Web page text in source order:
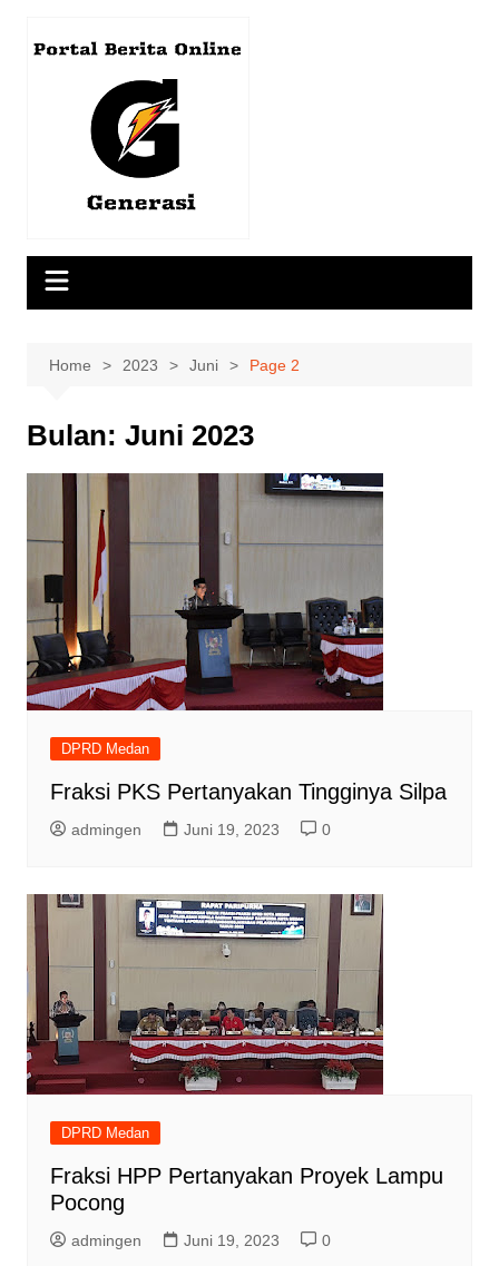
Home 2023 Juni Page 2
Bulan: Juni 2023
DPRD Medan
Fraksi PKS Pertanyakan Tingginya Silpa
admingen Juni 19, 2023 0
DPRD Medan
Fraksi HPP Pertanyakan Proyek Lampu
Pocong
admingen Juni 19, 2023 0